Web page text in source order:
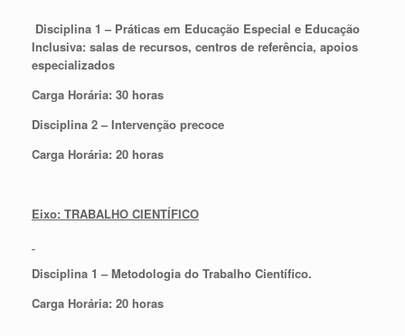
Disciplina 1 – Práticas em Educação Especial e Educação
Inclusiva: salas de recursos, centros de referência, apoios
especializados
Carga Horária: 30 horas
Disciplina 2 – Intervenção precoce
Carga Horária: 20 horas
Eixo: TRABALHO CIENTÍFICO
Disciplina 1 – Metodologia do Trabalho Científico.
Carga Horária: 20 horas